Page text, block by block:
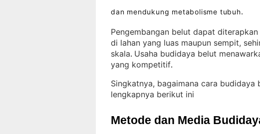
dan mendukung metabolisme tubuh.
Pengembangan belut dapat
di lahan yang luas maupun sempit,
skala. Usaha budidaya belut
yang kompetitif.
Singkatnya, bagaimana cara budidaya
lengkapnya berikut ini
Metode dan Media